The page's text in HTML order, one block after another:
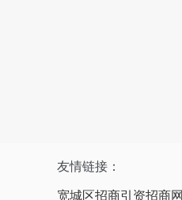
友情链接：
宽城区招商引资招商网